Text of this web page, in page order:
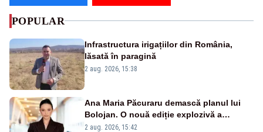
POPULAR
Infrastructura irigațiilor din România,
lăsată în paragină
2 aug. 2026, 15:38
Ana Maria Păcuraru demască planul lui
Bolojan. O nouă ediție explozivă a
emisiunii „Miza Zilei” la Realitatea PLUS
2 aug. 2026, 15:42